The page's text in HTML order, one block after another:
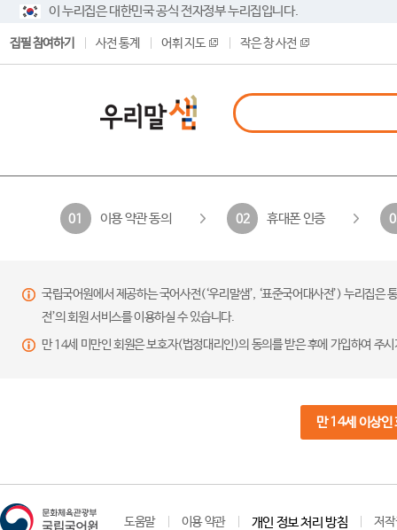
이 누리집은 대한민국 공식 전자정부 누리집입니다.
집필 참여하기 사전 통계 어휘 지도 작은 창 사전
01 이용 약관 동의 02 휴대폰 인증
국립국어원에서 제공하는 국어사전(‘우리말샘’, ‘표준국어대사전’) 누리집
전’의 회원 서비스를 이용하실 수 있습니다.
만 14세 미만인 회원은 보호자(법정대리인)의 동의를 받은 후에 가입하여 주
만 14세 이상인
도움말 이용 약관 개인 정보 처리 방침 저